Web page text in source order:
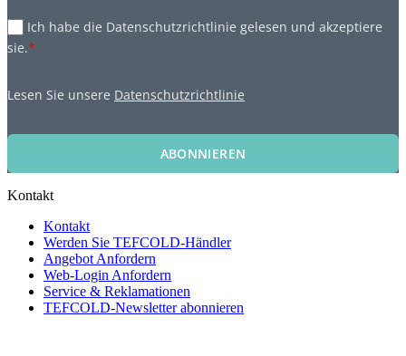
Ich habe die Datenschutzrichtlinie gelesen und akzeptiere
sie.*
Lesen Sie unsere Datenschutzrichtlinie
ABONNIEREN
Kontakt
Kontakt
Werden Sie TEFCOLD-Händler
Angebot Anfordern
Web-Login Anfordern
Service & Reklamationen
TEFCOLD-Newsletter abonnieren